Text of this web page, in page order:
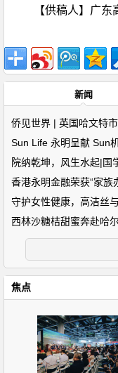
【供稿人】广
新闻
侨见世界 | 英国哈文特
Sun Life 永明呈献 Sun
院纳乾坤，风生水起|国
香港永明金融荣获“家族
守护女性健康，高洁丝
西林沙糖桔甜蜜奔赴哈
焦点